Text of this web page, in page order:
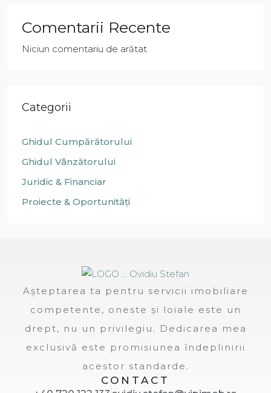
Comentarii Recente
Niciun comentariu de arătat.
Categorii
Ghidul Cumpărătorului
Ghidul Vânzătorului
Juridic & Financiar
Proiecte & Oportunități
Așteptarea ta pentru servicii imobiliare
competente, oneste și loiale este un
drept, nu un privilegiu. Dedicarea mea
exclusivă este promisiunea îndeplinirii
acestor standarde.
CONTACT